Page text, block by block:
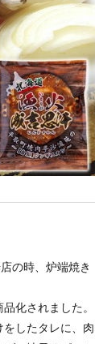
の時、炉端焼き
化されました。
したタレに、肉